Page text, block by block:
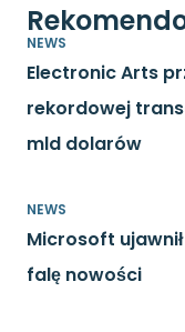
NEWS
Electronic Arts
rekordowej
mld dolarów
NEWS
Microsoft
falę nowości